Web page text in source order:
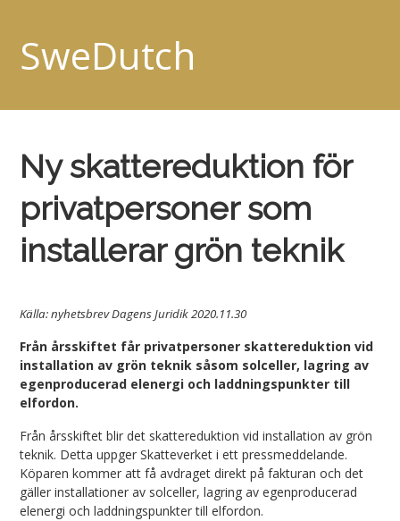
SweDutch
Ny skattereduktion för
privatpersoner som
installerar grön teknik
Källa: nyhetsbrev Dagens Juridik 2020.11.30
Från årsskiftet får privatpersoner skattereduktion vid
installation av grön teknik såsom solceller, lagring av
egenproducerad elenergi och laddningspunkter till
elfordon.
Från årsskiftet blir det skattereduktion vid installation av grön
teknik. Detta uppger Skatteverket i ett pressmeddelande.
Köparen kommer att få avdraget direkt på fakturan och det
gäller installationer av solceller, lagring av egenproducerad
elenergi och laddningspunkter till elfordon.